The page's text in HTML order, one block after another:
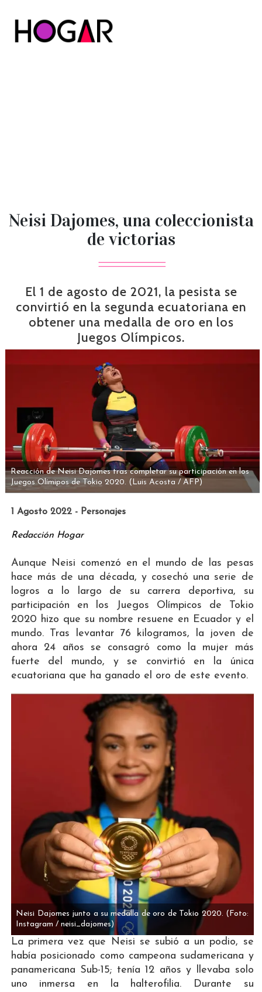
Neisi Dajomes, una coleccionista
de victorias
El 1 de agosto de 2021, la pesista se
convirtió en la segunda ecuatoriana en
obtener una medalla de oro en los
Juegos Olímpicos.
Reacción de Neisi Dajomes tras completar su participación en los
Juegos Olímipos de Tokio 2020. (Luis Acosta / AFP)
1 Agosto 2022 - Personajes
Redacción Hogar
Aunque Neisi comenzó en el mundo de las pesas
hace más de una década, y cosechó una serie de
logros a lo largo de su carrera deportiva, su
participación en los Juegos Olímpicos de Tokio
2020 hizo que su nombre resuene en Ecuador y el
mundo. Tras levantar 76 kilogramos, la joven de
ahora 24 años se consagró como la mujer más
fuerte del mundo, y se convirtió en la única
ecuatoriana que ha ganado el oro de este evento.
Neisi Dajomes junto a su medalla de oro de Tokio 2020. (Foto:
Instagram / neisi_dajomes)
La primera vez que Neisi se subió a un podio, se
había posicionado como campeona sudamericana y
panamericana Sub-15; tenía 12 años y llevaba solo
uno inmersa en la halterofilia. Durante su